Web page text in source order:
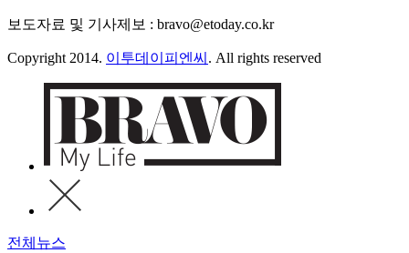
보도자료 및 기사제보 : bravo@etoday.co.kr
Copyright 2014. 이투데이피엔씨 . All rights reserved
전체뉴스